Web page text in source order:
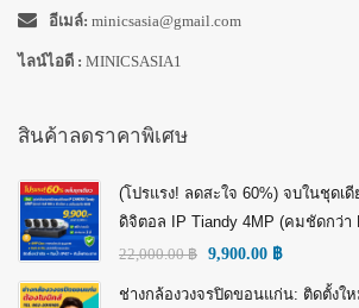
อีเมล์: minicsasia@gmail.com
ไลน์ไอดี : MINICSASIA1
สินค้าลดราคาพิเศษ
(โปรแรง! ลดสะใจ 60%) จบในชุดเ
ดิจิตอล IP Tiandy 4MP (คมชัดกว่า
22,000.00฿ 9,900.00 ฿
ช่างกล้องวงจรปิดขอนแก่น: ติดตั้งใ